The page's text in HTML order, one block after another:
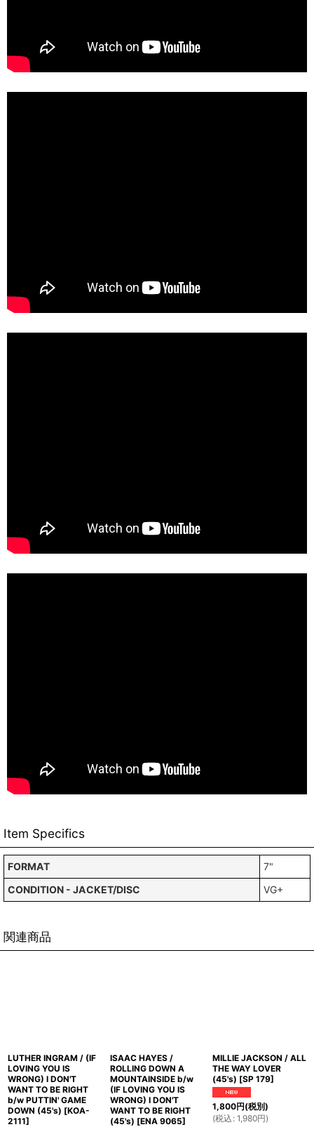
Item Specifics
FORMAT
7"
CONDITION - JACKET/DISC
VG+
関連商品
LUTHER INGRAM / (IF
LOVING YOU IS
WRONG) I DON'T
WANT TO BE RIGHT
b/w PUTTIN' GAME
DOWN (45's) [KOA-
2111]
ISAAC HAYES /
ROLLING DOWN A
MOUNTAINSIDE b/w
(IF LOVING YOU IS
WRONG) I DON'T
WANT TO BE RIGHT
(45's) [ENA 9065]
MILLIE JACKSON / ALL
THE WAY LOVER
(45's) [SP 179]
1,800円(税別)
(税込 : 1,980円)